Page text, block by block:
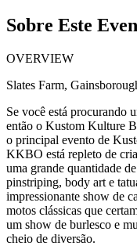
Sobre Este
OVERVIEW
Slates Farm,
Se você está procurando
então o Kustom Kulture
o principal evento de
KKBO está repleto de
uma grande quantidade
pinstriping, body art e
impressionante show de
motos clássicas que
um show de burlesco e
cheio de diversão.